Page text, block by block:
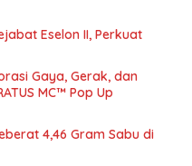
Gaya, Gerak, dan
MC™ Pop Up
4,46 Gram Sabu di